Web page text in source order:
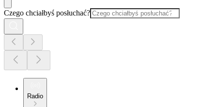
Czego chciałbyś posłuchać?
Radio